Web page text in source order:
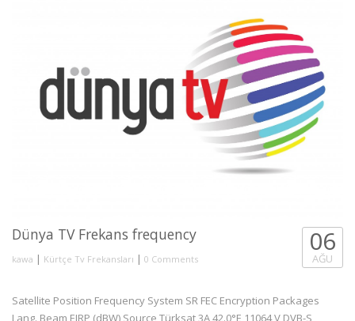
Dünya TV Frekans frequency
kawa | Kürtçe Tv Frekansları | 0 Comments
06
AĞU
Satellite Position Frequency System SR FEC Encryption Packages
Lang. Beam EIRP (dBW) Source Türksat 3A 42.0°E 11064 V DVB-S